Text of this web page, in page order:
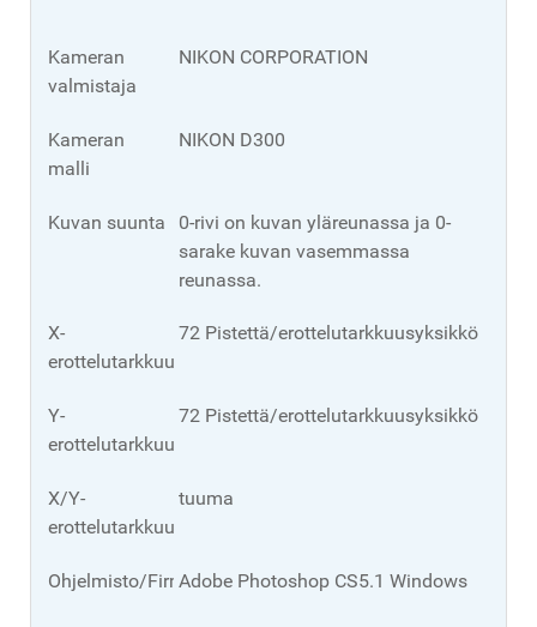
Kameran
valmistaja
NIKON CORPORATION
Kameran
malli
NIKON D300
Kuvan suunta
0-rivi on kuvan yläreunassa ja 0-
sarake kuvan vasemmassa
reunassa.
X-
erottelutarkkuus
72 Pistettä/erottelutarkkuusyksikkö
Y-
erottelutarkkuus
72 Pistettä/erottelutarkkuusyksikkö
X/Y-
erottelutarkkuusyksikkö.
tuuma
Ohjelmisto/FirmwareAdobe Photoshop CS5.1 Windows